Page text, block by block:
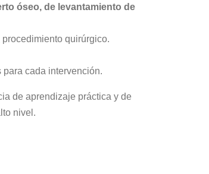
óseo, de levantamiento de
quirúrgico.
para cada intervención.
de aprendizaje práctica y de
nivel.